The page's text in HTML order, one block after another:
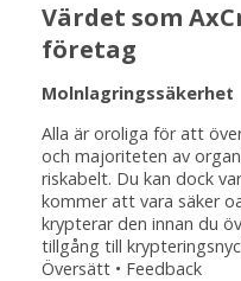
Värdet som
företag
Molnlagringssäkerhet
Alla är oroliga för att
och majoriteten av
riskabelt. Du kan dock
kommer att vara säker
krypterar den innan du
tillgång till
Översätt • Feedback